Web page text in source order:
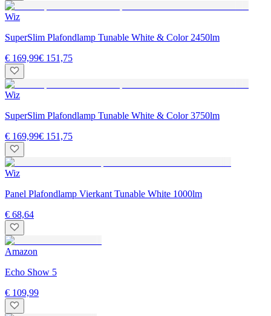
Wiz
SuperSlim Plafondlamp Tunable White & Color 2450lm
€ 169,99€ 151,75
Wiz
SuperSlim Plafondlamp Tunable White & Color 3750lm
€ 169,99€ 151,75
Wiz
Panel Plafondlamp Vierkant Tunable White 1000lm
€ 68,64
Amazon
Echo Show 5
€ 109,99